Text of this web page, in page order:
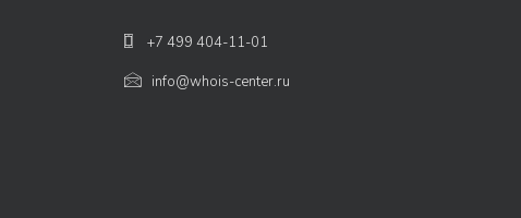
+7 499 404-11-01
info@whois-center.ru